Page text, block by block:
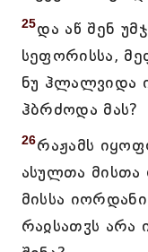
25და აწ შენ
სეფორისსა,
ნუ ჰლალვიდა
ჰბრძოდა მას?
26რაჟამს
ასულთა მისთა
მისსა
რაჲსათჳს არა